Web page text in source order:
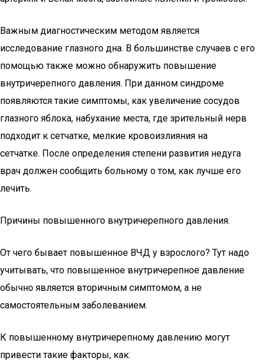
Важным диагностическим методом является
исследование глазного дна. В большинстве случаев с его
помощью также можно обнаружить повышение
внутричерепного давления. При данном синдроме
появляются такие симптомы, как увеличение сосудов
глазного яблока, набухание места, где зрительный нерв
подходит к сетчатке, мелкие кровоизлияния на
сетчатке. После определения степени развития недуга
врач должен сообщить больному о том, как лучше его
лечить.
Причины повышенного внутричерепного давления.
От чего бывает повышенное ВЧД у взрослого? Тут надо
учитывать, что повышенное внутричерепное давление
обычно является вторичным симптомом, а не
самостоятельным заболеванием.
К повышенному внутричерепному давлению могут
привести такие факторы, как: